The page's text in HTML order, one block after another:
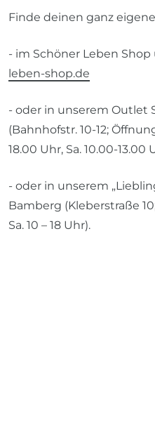
Finde deinen ganz
- im Schöner Leben
leben-shop.de
- oder in unserem Outlet
(Bahnhofstr. 10-12;
18.00 Uhr, Sa. 10.00-13.00
- oder in unserem
Bamberg (Kleberstraße
Sa. 10 – 18 Uhr).